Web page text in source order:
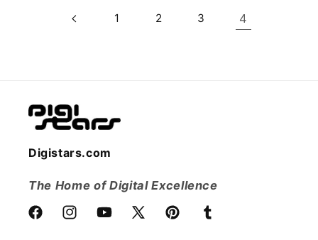
1 2 3 4
Digistars.com
The Home of Digital Excellence
FacebookInstagramYouTube
X
PinterestTumblr